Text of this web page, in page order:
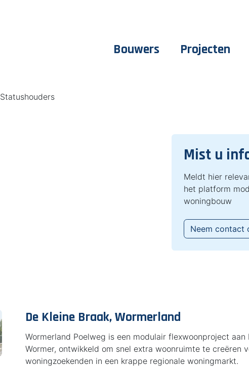
Bouwers Projecten
Statushouders
Mist u
Meldt hier
het platform
woningbouw
Neem contact
De Kleine Braak, Wormerland
Wormerland Poelweg is een modulair flexwoonproject aan
Wormer, ontwikkeld om snel extra woonruimte te creëren
woningzoekenden in een krappe regionale woningmarkt.